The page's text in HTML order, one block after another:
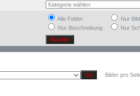
Alle Felder
Nur
Nur Beschreibung
Nur
Bilder pro